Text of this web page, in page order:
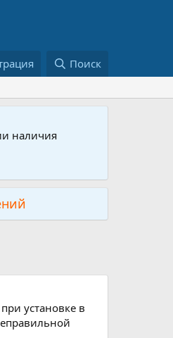
Поиск
наличия
установке в